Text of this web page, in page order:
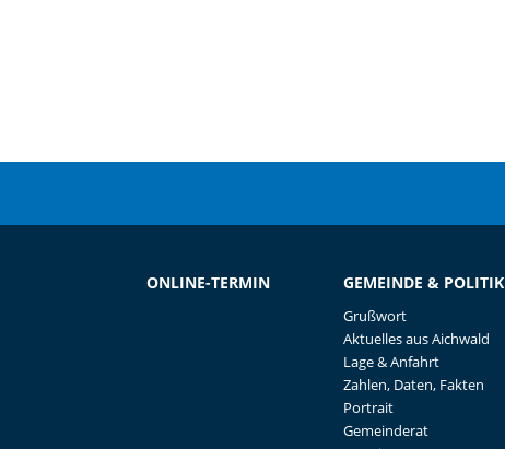
ONLINE-TERMIN GEMEINDE & POLITIK
Grußwort
Aktuelles aus Aichwald
Lage & Anfahrt
Zahlen, Daten, Fakten
Portrait
Gemeinderat